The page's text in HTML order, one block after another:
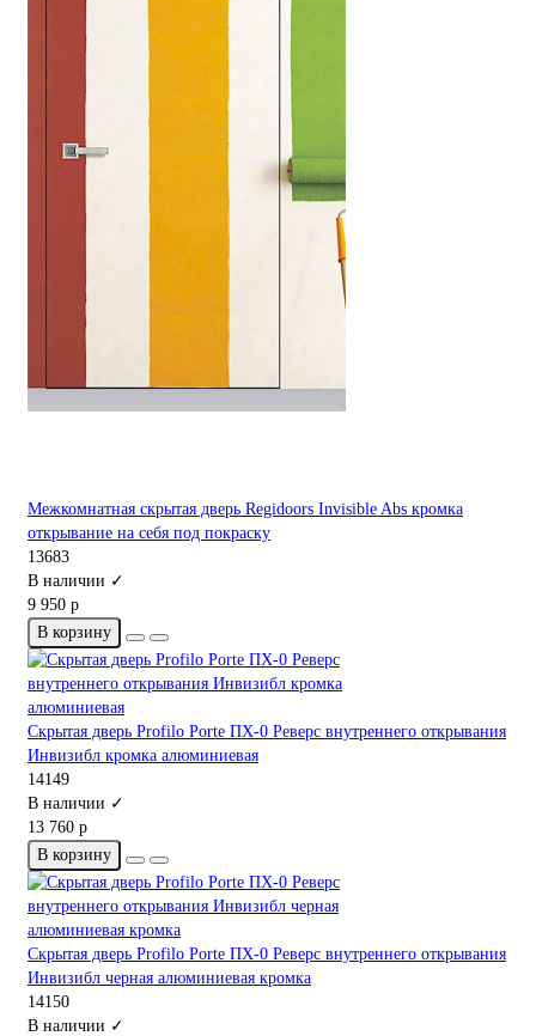
Межкомнатная скрытая дверь Regidoors Invisible Abs кромка
открывание на себя под покраску
13683
В наличии ✓
9 950 р
В корзину
Скрытая дверь Profilo Porte ПХ-0 Реверс внутреннего открывания
Инвизибл кромка алюминиевая
14149
В наличии ✓
13 760 р
В корзину
Скрытая дверь Profilo Porte ПХ-0 Реверс внутреннего открывания
Инвизибл черная алюминиевая кромка
14150
В наличии ✓